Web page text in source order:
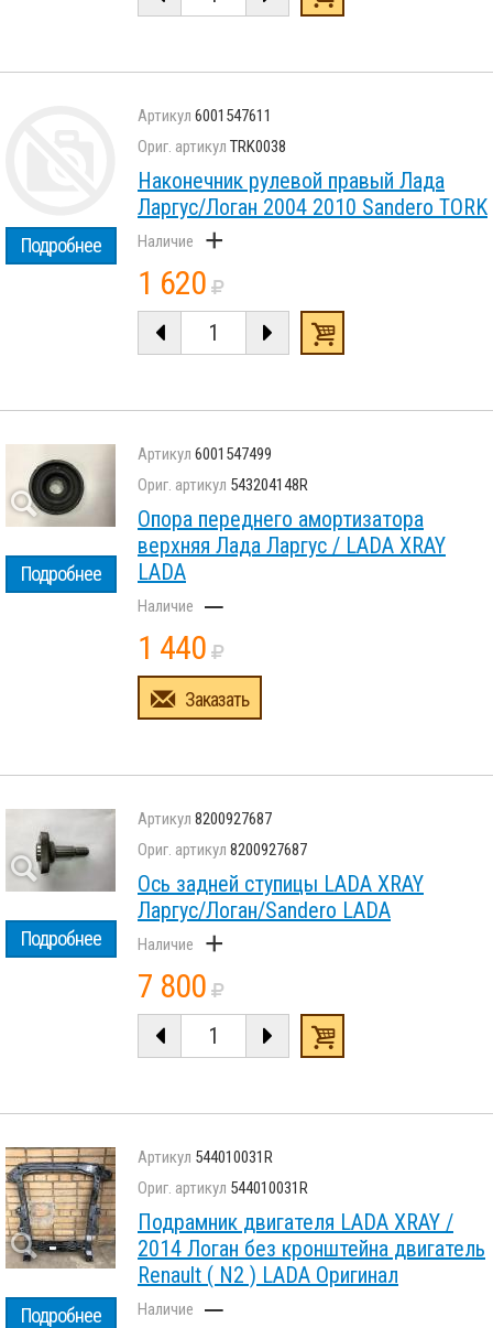
Подробнее
6001547611
TRK0038
Наконечник рулевой правый Лада
Ларгус/Логан 2004 2010 Sandero TORK
+
1 620
Подробнее
6001547499
543204148R
Опора переднего амортизатора
верхняя Лада Ларгус / LADA XRAY
LADA
–
1 440
Заказать
Подробнее
8200927687
8200927687
Ось задней ступицы LADA XRAY
Ларгус/Логан/Sandero LADA
+
7 800
Подробнее
544010031R
544010031R
Подрамник двигателя LADA XRAY /
2014 Логан без кронштейна двигатель
Renault ( N2 ) LADA Оригинал
–